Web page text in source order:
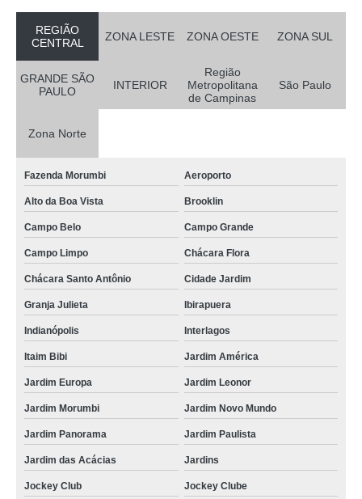
REGIÃO
CENTRAL
ZONA LESTE ZONA OESTE ZONA SUL
GRANDE SÃO
PAULO
INTERIOR
Região
Metropolitana
de Campinas
São Paulo
Zona Norte
Fazenda Morumbi Aeroporto
Alto da Boa Vista Brooklin
Campo Belo Campo Grande
Campo Limpo Chácara Flora
Chácara Santo Antônio Cidade Jardim
Granja Julieta Ibirapuera
Indianópolis Interlagos
Itaim Bibi Jardim América
Jardim Europa Jardim Leonor
Jardim Morumbi Jardim Novo Mundo
Jardim Panorama Jardim Paulista
Jardim das Acácias Jardins
Jockey Club Jockey Clube